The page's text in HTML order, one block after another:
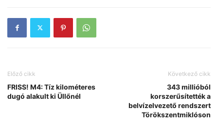
Előző cikk
FRISS! M4: Tíz kilométeres
dugó alakult ki Üllőnél
Következő cikk
343 millióból
korszerűsítették a
belvízelvezető rendszert
Törökszentmiklóson